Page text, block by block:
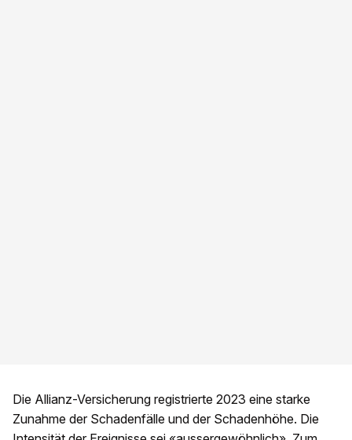
Die Allianz-Versicherung registrierte 2023 eine starke
Zunahme der Schadenfälle und der Schadenhöhe. Die